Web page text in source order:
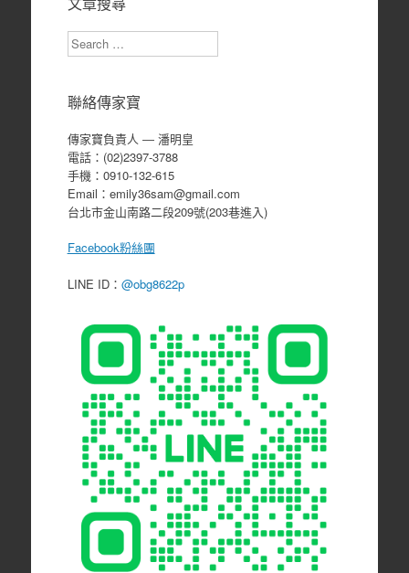
Search
聯絡傳家寶
傳家寶負責人 ― 潘明皇
電話：(02)2397-3788
手機：0910-132-615
Email：emily36sam@gmail.com
台北市金山南路二段209號(203巷進入)
Facebook粉絲團
LINE ID： @obg8622p